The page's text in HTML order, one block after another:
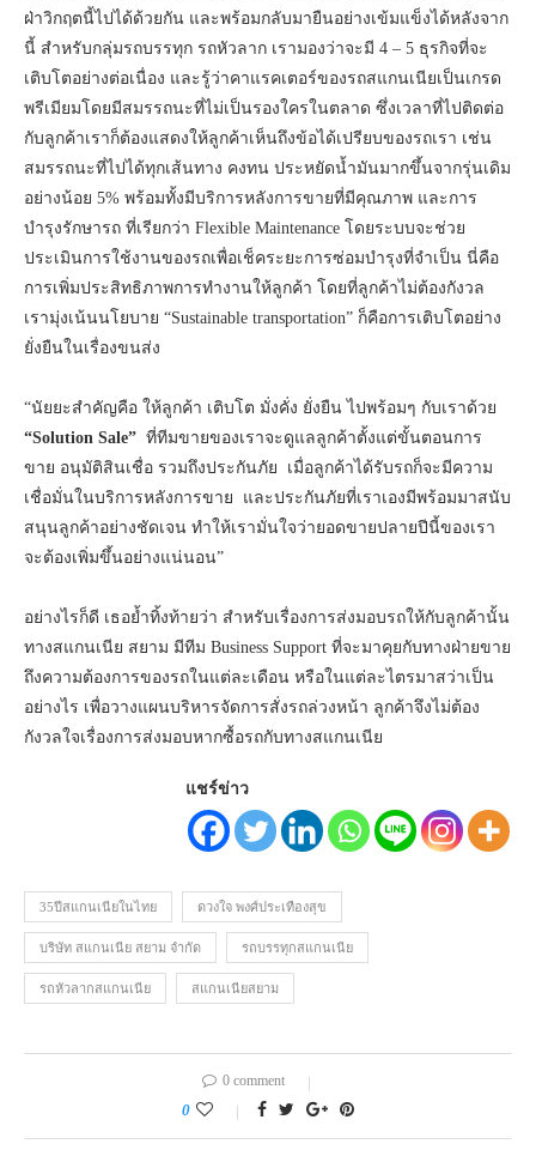
ฝ่าวิกฤตนี้ไปได้ด้วยกัน และพร้อมกลับมายืนอย่างเข้มแข็งได้หลังจาก
นี้ สำหรับกลุ่มรถบรรทุก รถหัวลาก เรามองว่าจะมี 4 – 5 ธุรกิจที่จะ
เติบโตอย่างต่อเนื่อง และรู้ว่าคาแรคเตอร์ของรถสแกนเนียเป็นเกรด
พรีเมียมโดยมีสมรรถนะที่ไม่เป็นรองใครในตลาด ซึ่งเวลาที่ไปติดต่อ
กับลูกค้าเราก็ต้องแสดงให้ลูกค้าเห็นถึงข้อได้เปรียบของรถเรา เช่น
สมรรถนะที่ไปได้ทุกเส้นทาง คงทน ประหยัดน้ำมันมากขึ้นจากรุ่นเดิม
อย่างน้อย 5% พร้อมทั้งมีบริการหลังการขายที่มีคุณภาพ และการ
บำรุงรักษารถ ที่เรียกว่า Flexible Maintenance โดยระบบจะช่วย
ประเมินการใช้งานของรถเพื่อเช็คระยะการซ่อมบำรุงที่จำเป็น นี่คือ
การเพิ่มประสิทธิภาพการทำงานให้ลูกค้า โดยที่ลูกค้าไม่ต้องกังวล
เรามุ่งเน้นนโยบาย “Sustainable transportation” ก็คือการเติบโตอย่าง
ยั่งยืนในเรื่องขนส่ง
“นัยยะสำคัญคือ ให้ลูกค้า เติบโต มั่งคั่ง ยั่งยืน ไปพร้อมๆ กับเราด้วย
“Solution Sale” ที่ทีมขายของเราจะดูแลลูกค้าตั้งแต่ขั้นตอนการ
ขาย อนุมัติสินเชื่อ รวมถึงประกันภัย เมื่อลูกค้าได้รับรถก็จะมีความ
เชื่อมั่นในบริการหลังการขาย และประกันภัยที่เราเองมีพร้อมมาสนับ
สนุนลูกค้าอย่างชัดเจน ทำให้เรามั่นใจว่ายอดขายปลายปีนี้ของเรา
จะต้องเพิ่มขึ้นอย่างแน่นอน”
อย่างไรก็ดี เธอย้ำทิ้งท้ายว่า สำหรับเรื่องการส่งมอบรถให้กับลูกค้านั้น
ทางสแกนเนีย สยาม มีทีม Business Support ที่จะมาคุยกับทางฝ่ายขาย
ถึงความต้องการของรถในแต่ละเดือน หรือในแต่ละไตรมาสว่าเป็น
อย่างไร เพื่อวางแผนบริหารจัดการสั่งรถล่วงหน้า ลูกค้าจึงไม่ต้อง
กังวลใจเรื่องการส่งมอบหากซื้อรถกับทางสแกนเนีย
แชร์ข่าว
35ปีสแกนเนียในไทย ดวงใจ พงศ์ประเทืองสุข
บริษัท สแกนเนีย สยาม จำกัด รถบรรทุกสแกนเนีย
รถหัวลากสแกนเนีย สแกนเนียสยาม
0 comment
0